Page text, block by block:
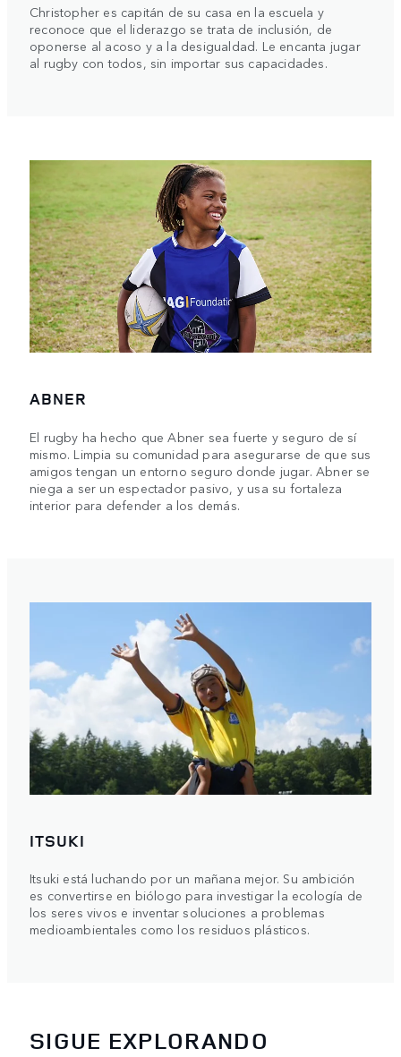
Christopher es capitán de su casa en la escuela y
reconoce que el liderazgo se trata de inclusión, de
oponerse al acoso y a la desigualdad. Le encanta jugar
al rugby con todos, sin importar sus capacidades.
ABNER
El rugby ha hecho que Abner sea fuerte y seguro de sí
mismo. Limpia su comunidad para asegurarse de que sus
amigos tengan un entorno seguro donde jugar. Abner se
niega a ser un espectador pasivo, y usa su fortaleza
interior para defender a los demás.
ITSUKI
Itsuki está luchando por un mañana mejor. Su ambición
es convertirse en biólogo para investigar la ecología de
los seres vivos e inventar soluciones a problemas
medioambientales como los residuos plásticos.
SIGUE EXPLORANDO